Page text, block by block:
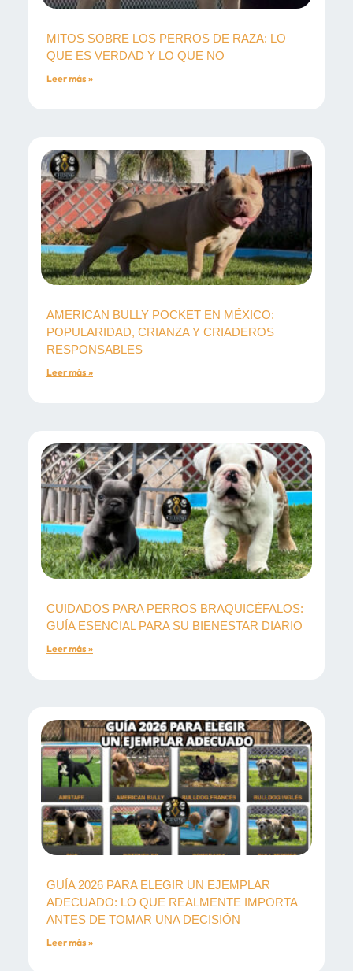
MITOS SOBRE LOS PERROS DE RAZA: LO
QUE ES VERDAD Y LO QUE NO
Leer más »
AMERICAN BULLY POCKET EN MÉXICO:
POPULARIDAD, CRIANZA Y CRIADEROS
RESPONSABLES
Leer más »
CUIDADOS PARA PERROS BRAQUICÉFALOS:
GUÍA ESENCIAL PARA SU BIENESTAR DIARIO
Leer más »
GUÍA 2026 PARA ELEGIR UN EJEMPLAR
ADECUADO: LO QUE REALMENTE IMPORTA
ANTES DE TOMAR UNA DECISIÓN
Leer más »